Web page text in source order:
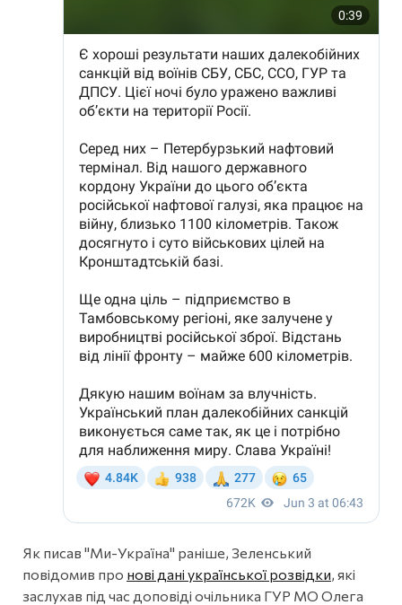
Як писав "Ми-Україна" раніше, Зеленський
повідомив про нові дані української розвідки, які
заслухав під час доповіді очільника ГУР МО Олега